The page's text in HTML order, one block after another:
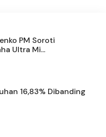
PM Soroti
Ultra Mi...
16,83% Dibanding